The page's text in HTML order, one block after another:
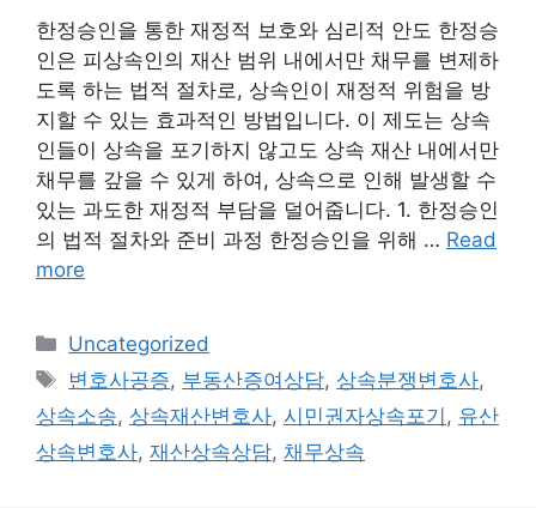
한정승인을 통한 재정적 보호와 심리적 안도 한정승
인은 피상속인의 재산 범위 내에서만 채무를 변제하
도록 하는 법적 절차로, 상속인이 재정적 위험을 방
지할 수 있는 효과적인 방법입니다. 이 제도는 상속
인들이 상속을 포기하지 않고도 상속 재산 내에서만
채무를 갚을 수 있게 하여, 상속으로 인해 발생할 수
있는 과도한 재정적 부담을 덜어줍니다. 1. 한정승인
의 법적 절차와 준비 과정 한정승인을 위해 … Read
more
Categories
Uncategorized
Tags
변호사공증, 부동산증여상담, 상속분쟁변호사,
상속소송, 상속재산변호사, 시민권자상속포기 , 유산
상속변호사, 재산상속상담, 채무상속